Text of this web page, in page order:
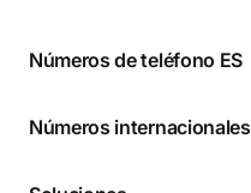
Números de teléfono ES
Números internacionales